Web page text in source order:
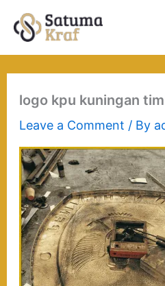
logo kpu kuningan
Leave a Comment / By